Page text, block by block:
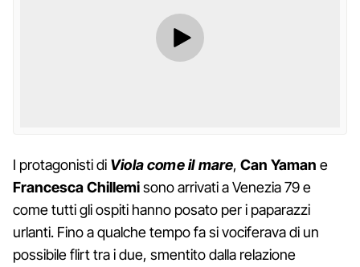
I protagonisti di Viola come il mare,Can Yamane
Francesca Chillemisono arrivati a Venezia 79 e
come tutti gli ospiti hanno posato per i paparazzi
urlanti. Fino a qualche tempo fa si vociferava di un
possibile flirt tra i due, smentito dalla relazione